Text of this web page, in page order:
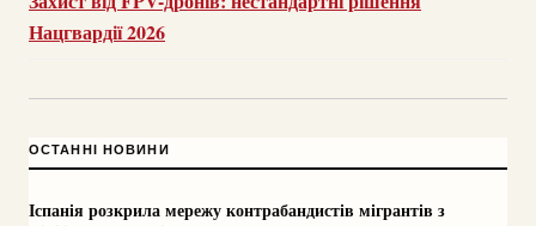
Нацгвардії 2026
ОСТАННІ НОВИНИ
Іспанія розкрила мережу контрабандистів мігрантів з